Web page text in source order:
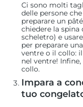
Ci sono molti
delle persone
preparare un pâté
chiedere la spina
scheletro) e
per preparare
ventre o il collo:
nel ventre!
collo.
Impara a
tuo